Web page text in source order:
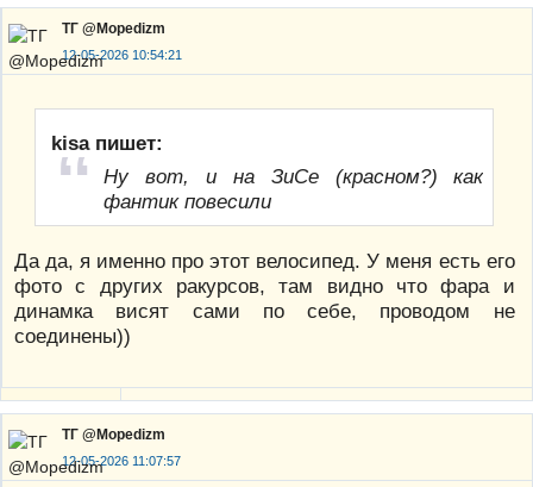
ТГ @Mopedizm
12-05-2026 10:54:21
kisa пишет:
Ну вот, и на ЗиСе (красном?) как
фантик повесили
Да да, я именно про этот велосипед. У меня есть его
фото с других ракурсов, там видно что фара и
динамка висят сами по себе, проводом не
соединены))
ТГ @Mopedizm
12-05-2026 11:07:57